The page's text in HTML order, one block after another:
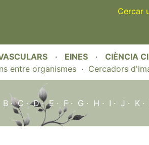
Cercar
· EINES · CIÈNCIA
entre organismes· Cercadors
B ·C ·D·E · F· G · H · I · J · K ·